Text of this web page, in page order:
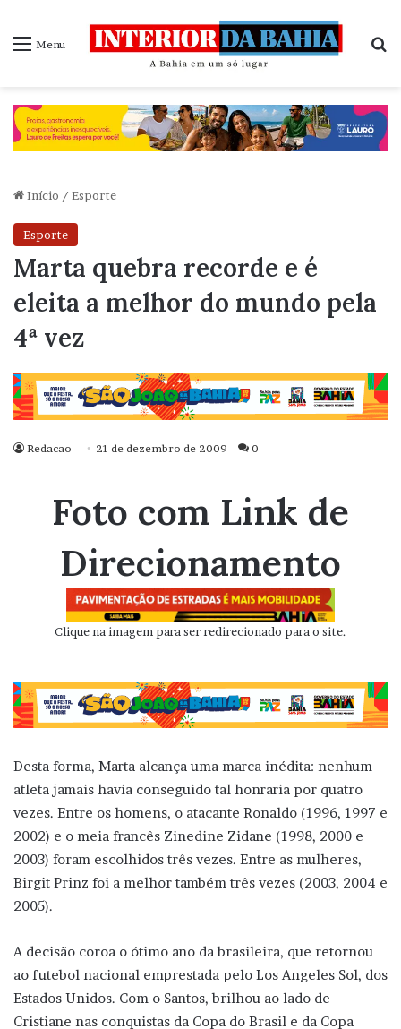
Menu
Início / Esporte
Esporte
Marta quebra recorde e é
eleita a melhor do mundo pela
4ª vez
Redacao 21 de dezembro de 2009 0
Foto com Link de
Direcionamento
Clique na imagem para ser redirecionado para o site.
Desta forma, Marta alcança uma marca inédita: nenhum
atleta jamais havia conseguido tal honraria por quatro
vezes. Entre os homens, o atacante Ronaldo (1996, 1997 e
2002) e o meia francês Zinedine Zidane (1998, 2000 e
2003) foram escolhidos três vezes. Entre as mulheres,
Birgit Prinz foi a melhor também três vezes (2003, 2004 e
2005).
A decisão coroa o ótimo ano da brasileira, que retornou
ao futebol nacional emprestada pelo Los Angeles Sol, dos
Estados Unidos. Com o Santos, brilhou ao lado de
Cristiane nas conquistas da Copa do Brasil e da Copa